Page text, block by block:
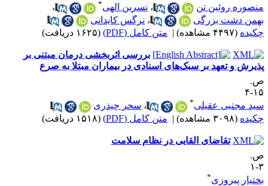
تن ،نسرین الهی
،
بزرگی
،نرگس کایدانی
| متن کامل (PDF) (۱۶۲۵ دریافت)
بررسی اثربخشی درمان مبتنی بر
بر سبک‌های اسنادی در بیماران مبتلا به صرع
عقیلی* ،سحر چیذری
| متن کامل (PDF) (۱۵۱۸ دریافت)
تقاضای القایی در نظام سلامت
*